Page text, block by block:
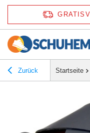
Zurück Startseite